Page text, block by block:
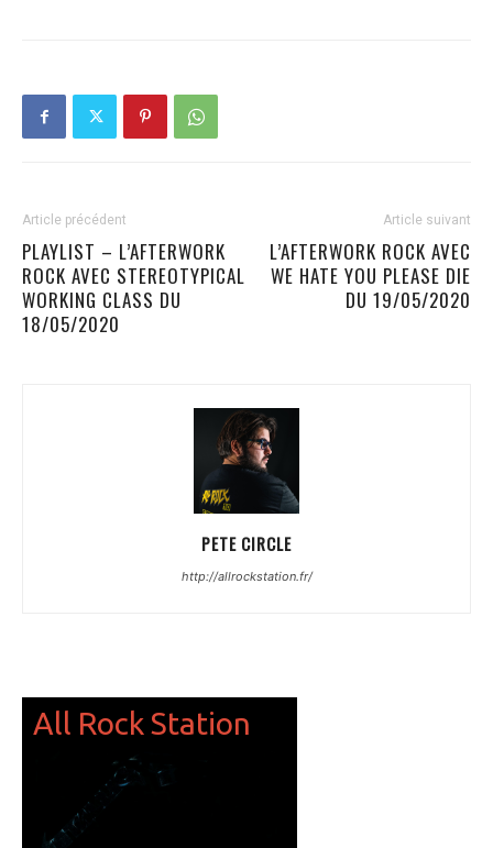
Article précédent
PLAYLIST – L’AFTERWORK
ROCK AVEC STEREOTYPICAL
WORKING CLASS DU
18/05/2020
Article suivant
L’AFTERWORK ROCK AVEC
WE HATE YOU PLEASE DIE
DU 19/05/2020
PETE CIRCLE
http://allrockstation.fr/